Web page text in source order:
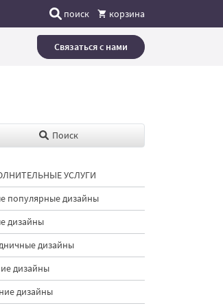
поиск корзина
Связаться с нами
Поиск
УСЛУГИ
популярные дизайны
дизайны
дизайны
дизайны
дизайны